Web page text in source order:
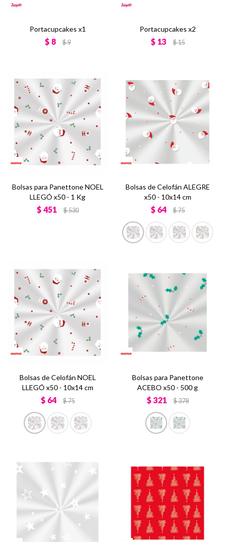
Portacupcakes x1
$ 8 $9
Portacupcakes x2
$ 13 $15
Bolsas para Panettone NOEL
LLEGÓ x50 - 1 Kg
$ 451 $530
Bolsas de Celofán ALEGRE
x50 - 10x14 cm
$ 64 $75
Bolsas de Celofán NOEL
LLEGÓ x50 - 10x14 cm
$ 64 $75
Bolsas para Panettone
ACEBO x50 - 500 g
$ 321 $378